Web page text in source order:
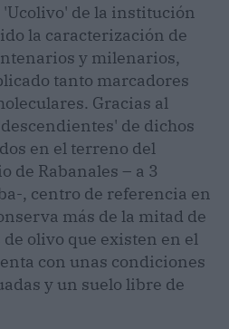
de la institución
la caracterización de
y milenarios,
tanto marcadores
Gracias al
de dichos
en el terreno del
de Rabanales – a 3
, centro de referencia en
más de la mitad de
olivo que existen en el
con unas condiciones
y un suelo libre de